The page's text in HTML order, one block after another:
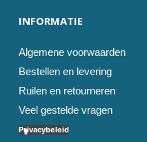
INFORMATIE
Algemene voorwaarden
Bestellen en levering
Ruilen en retourneren
Veel gestelde vragen
Privacybeleid